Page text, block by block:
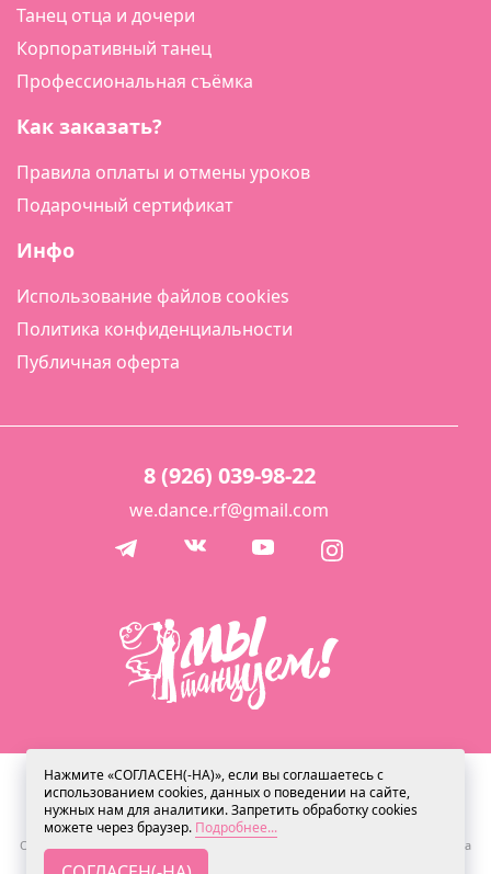
Танец отца и дочери
Корпоративный танец
Профессиональная съёмка
Как заказать?
Правила оплаты и отмены уроков
Подарочный сертификат
Инфо
Использование файлов cookies
Политика конфиденциальности
Публичная оферта
8 (926) 039-98-22
we.dance.rf@gmail.com
© 2013 Студия свадебного танца "Мы танцуем"
Мы используем cookies для сбора обезличенных персональных данных.
Они помогают настраивать рекламу и анализировать трафик. Оставаясь на
сайте, вы соглашаетесь на сбор таких данных.
Нажмите «СОГЛАСЕН(-НА)», если вы соглашаетесь с
использованием cookies, данных о поведении на сайте,
нужных нам для аналитики. Запретить обработку cookies
можете через браузер. Подробнее...